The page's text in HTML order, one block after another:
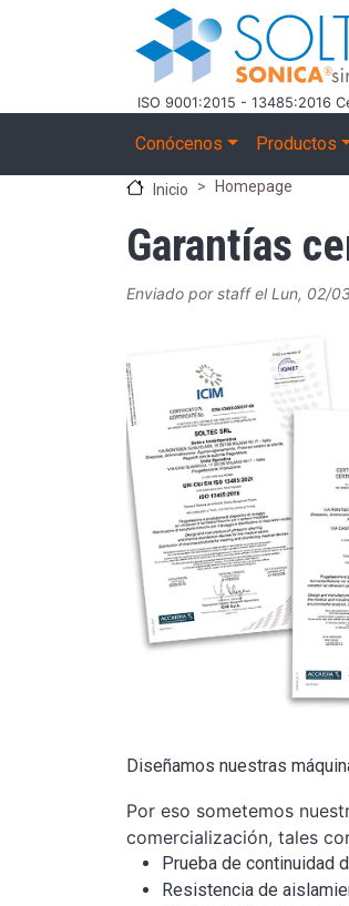
Pasar al contenido principal
ISO 9001:2015 - 13485:2016
Main
Conócenos Productos
Inicio Homepage
Garantías
Enviado porstaffelLun, 02/
Diseñamos nuestras
Por eso sometemos
comercialización, tales
Prueba de continuidad
Resistencia de